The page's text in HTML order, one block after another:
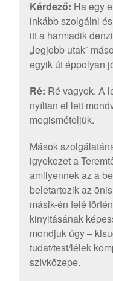
Kérdező: Ha egy
inkább szolgálni
itt a harmadik
„legjobb utak”
egyik út éppolyan
Ré: Ré vagyok. A
nyíltan el lett
megismételjük.
Mások
igyekezet a
amilyennek az a
beletartozik az
másik-én felé
kinyitásának
mondjuk úgy –
tudat/test/lélek
szívközepe.